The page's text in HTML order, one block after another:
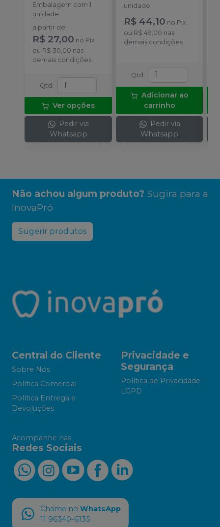
GR60-INOVAPRÓ
Embalagem com 1
unidade
a partir de:
R$ 27,00 no Pix
ou R$ 30,00 nas
demais condições
Qtd :
Ver opções
Pedir via
Whatsapp
unidade
R$ 44,10 no Pix
ou R$ 49,00 nas
demais condições
Qtd :
Adicionar ao
carrinho
Pedir via
Whatsapp
Não achou algum produto? Sugira para a
InovaPró
Sugerir produtos
Central do Cliente
Sobre Nós
Política Comercial
Política Entrega e
Devoluções
Privacidade e
Segurança
Política de Privacidade -
LGPD
Acompanhe nas
Redes Sociais
Chame no WhatsApp
11 96340-6135